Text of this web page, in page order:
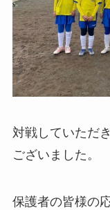
対戦していただ
ございました。
保護者の皆様の